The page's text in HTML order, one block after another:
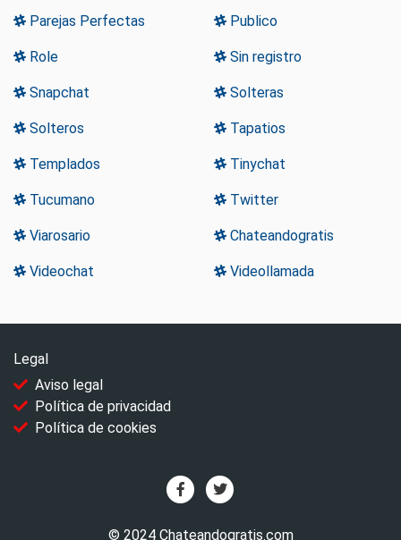
Parejas Perfectas Publico
Role Sin registro
Snapchat Solteras
Solteros Tapatios
Templados Tinychat
Tucumano Twitter
Viarosario Chateandogratis
Videochat Videollamada
Legal
Aviso legal
Política de privacidad
Política de cookies
© 2024 Chateandogratis.com